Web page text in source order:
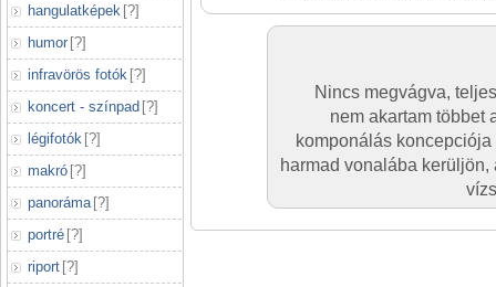
hangulatképek [?]
humor [?]
infravörös fotók [?]
koncert - színpad [?]
légifotók [?]
makró [?]
panoráma [?]
portré [?]
riport [?]
Nincs megvágva,
nem akartam többet
komponálás
harmad vonalába